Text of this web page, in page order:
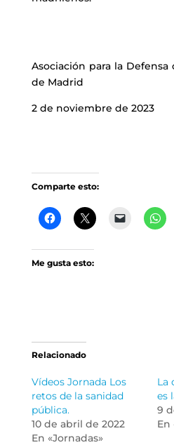
Asociación para la
de Madrid
2 de noviembre de 2023
Comparte esto:
Me gusta esto:
Relacionado
Vídeos Jornada Los
retos de la sanidad
pública.
10 de abril de 2022
En «Jornadas»
La
es
9
En